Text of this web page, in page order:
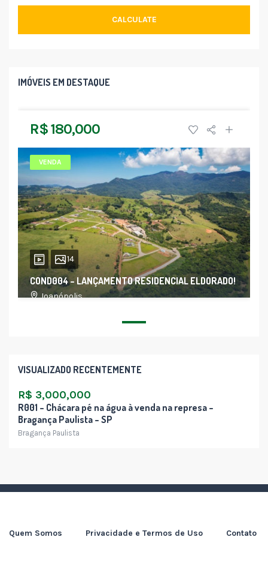
CALCULATE
IMÓVEIS EM DESTAQUE
R$ 180,000
VENDA
14
COND004 – LANÇAMENTO RESIDENCIAL ELDORADO!
Joanópolis
VISUALIZADO RECENTEMENTE
R$ 3,000,000
R001 – Chácara pé na água à venda na represa –
Bragança Paulista – SP
Bragança Paulista
Quem Somos Privacidade e Termos de Uso Contato